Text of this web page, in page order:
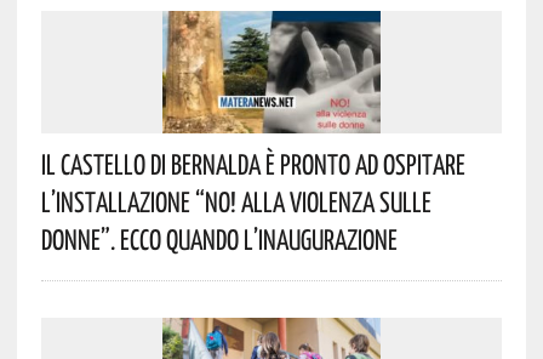
Il Castello Di Bernalda È Pronto Ad Ospitare
L’installazione “NO! Alla Violenza Sulle
Donne”. Ecco Quando L’inaugurazione